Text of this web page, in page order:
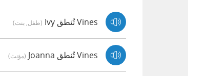
Vines تُنطق Ivy (طفل, بنت)
Vines تُنطق Joanna (مؤنث)